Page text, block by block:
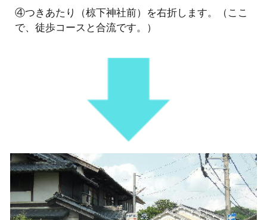
④つきあたり（椋下神社前）を右折します。（ここ
で、徒歩コースと合流です。）